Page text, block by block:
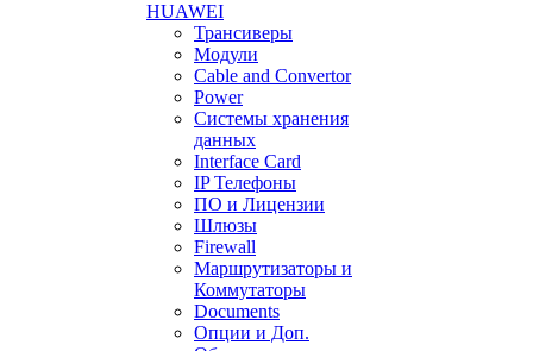
HUAWEI
Трансиверы
Модули
Cable and Convertor
Power
Системы хранения
данных
Interface Card
IP Телефоны
ПО и Лицензии
Шлюзы
Firewall
Маршрутизаторы и
Коммутаторы
Documents
Опции и Доп.